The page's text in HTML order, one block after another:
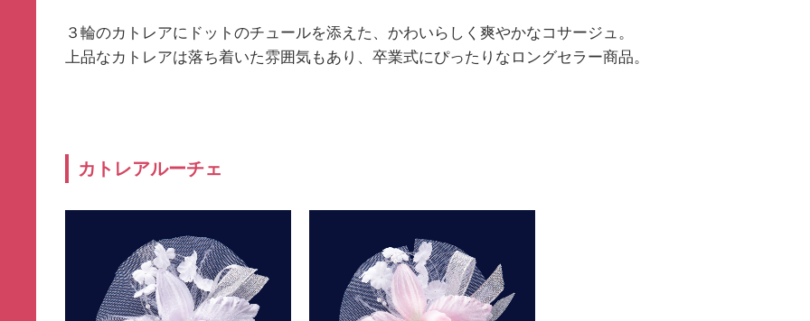
３輪のカトレアにドットのチュールを添えた、かわいらしく爽やかなコサージュ。
上品なカトレアは落ち着いた雰囲気もあり、卒業式にぴったりなロングセラー商品。
カトレアルーチェ